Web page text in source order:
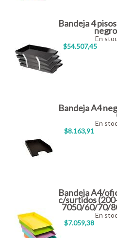
Bandeja 4
$54.507,45
En
Bandeja A4
$8.163,91
En
Bandeja A4/
c/surtidos
7050/60/70/
$7.059,38
En